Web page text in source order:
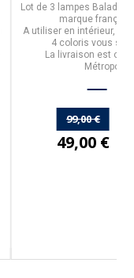
Lot de 3 lampes Balad
marque
A utiliser en intérieur,
4 coloris vous
La livraison est
99,00 €
49,00 €